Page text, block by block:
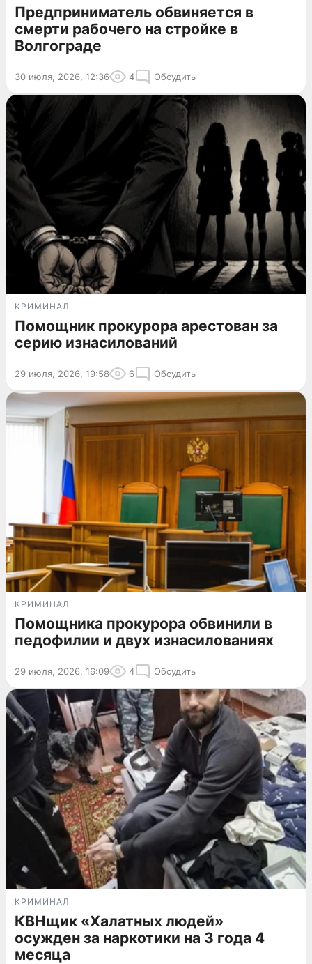
Предприниматель обвиняется в
смерти рабочего на стройке в
Волгограде
30 июля, 2026, 12:36 4 Обсудить
КРИМИНАЛ
Помощник прокурора арестован за
серию изнасилований
29 июля, 2026, 19:58 6 Обсудить
КРИМИНАЛ
Помощника прокурора обвинили в
педофилии и двух изнасилованиях
29 июля, 2026, 16:09 4 Обсудить
КРИМИНАЛ
КВНщик «Халатных людей»
осужден за наркотики на 3 года 4
месяца